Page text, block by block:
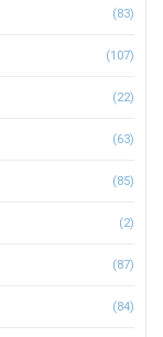
(83)
(107)
(22)
(63)
(85)
(2)
(87)
(84)